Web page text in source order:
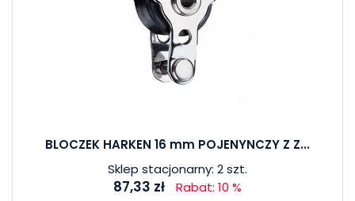
BLOCZEK HARKEN 16 mm POJENYNCZY Z Z...
Sklep stacjonarny: 2 szt.
87,33 zł Rabat: 10 %